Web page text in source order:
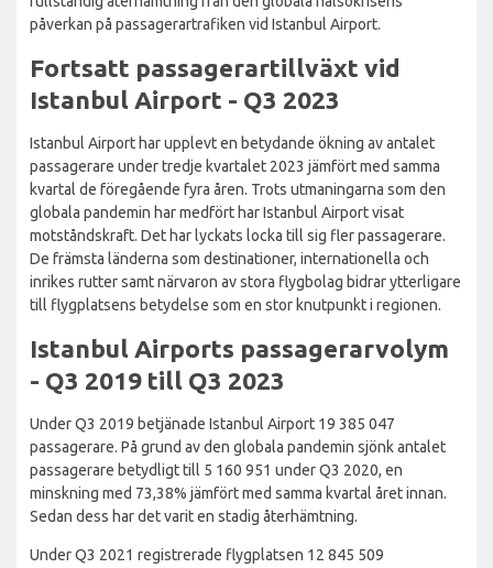
påverkan på passagerartrafiken vid Istanbul Airport.
Fortsatt passagerartillväxt vid
Istanbul Airport - Q3 2023
Istanbul Airport har upplevt en betydande ökning av antalet
passagerare under tredje kvartalet 2023 jämfört med samma
kvartal de föregående fyra åren. Trots utmaningarna som den
globala pandemin har medfört har Istanbul Airport visat
motståndskraft. Det har lyckats locka till sig fler passagerare.
De främsta länderna som destinationer, internationella och
inrikes rutter samt närvaron av stora flygbolag bidrar ytterligare
till flygplatsens betydelse som en stor knutpunkt i regionen.
Istanbul Airports passagerarvolym
- Q3 2019 till Q3 2023
Under Q3 2019 betjänade Istanbul Airport 19 385 047
passagerare. På grund av den globala pandemin sjönk antalet
passagerare betydligt till 5 160 951 under Q3 2020, en
minskning med 73,38% jämfört med samma kvartal året innan.
Sedan dess har det varit en stadig återhämtning.
Under Q3 2021 registrerade flygplatsen 12 845 509